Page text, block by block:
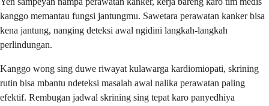
kanggo memantau fungsi jantungmu. Sawetara perawatan kanker bisa
kena jantung, nanging deteksi awal ngidini langkah-langkah
perlindungan.
Kanggo wong sing duwe riwayat kulawarga kardiomiopati, skrining
rutin bisa mbantu ndeteksi masalah awal nalika perawatan paling
efektif. Rembugan jadwal skrining sing tepat karo panyedhiya